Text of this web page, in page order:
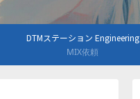
DTMステーション Engineering
MIX依頼